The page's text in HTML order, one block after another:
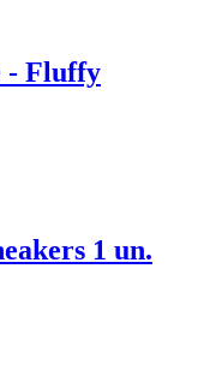
- Fluffy
1 un.